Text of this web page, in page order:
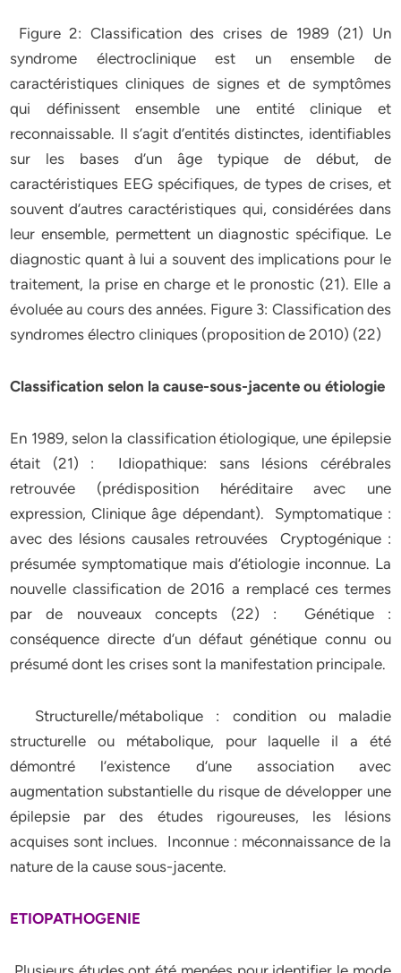
Figure 2: Classification des crises de 1989 (21) Un
syndrome électroclinique est un ensemble de
caractéristiques cliniques de signes et de symptômes
qui définissent ensemble une entité clinique et
reconnaissable. Il s’agit d’entités distinctes, identifiables
sur les bases d’un âge typique de début, de
caractéristiques EEG spécifiques, de types de crises, et
souvent d’autres caractéristiques qui, considérées dans
leur ensemble, permettent un diagnostic spécifique. Le
diagnostic quant à lui a souvent des implications pour le
traitement, la prise en charge et le pronostic (21). Elle a
évoluée au cours des années. Figure 3: Classification des
syndromes électro cliniques (proposition de 2010) (22)
Classification selon la cause-sous-jacente ou étiologie
En 1989, selon la classification étiologique, une épilepsie
était (21) : Idiopathique: sans lésions cérébrales
retrouvée (prédisposition héréditaire avec une
expression, Clinique âge dépendant). Symptomatique :
avec des lésions causales retrouvées Cryptogénique :
présumée symptomatique mais d’étiologie inconnue. La
nouvelle classification de 2016 a remplacé ces termes
par de nouveaux concepts (22) : Génétique :
conséquence directe d’un défaut génétique connu ou
présumé dont les crises sont la manifestation principale.
Structurelle/métabolique : condition ou maladie
structurelle ou métabolique, pour laquelle il a été
démontré l’existence d’une association avec
augmentation substantielle du risque de développer une
épilepsie par des études rigoureuses, les lésions
acquises sont inclues. Inconnue : méconnaissance de la
nature de la cause sous-jacente.
ETIOPATHOGENIE